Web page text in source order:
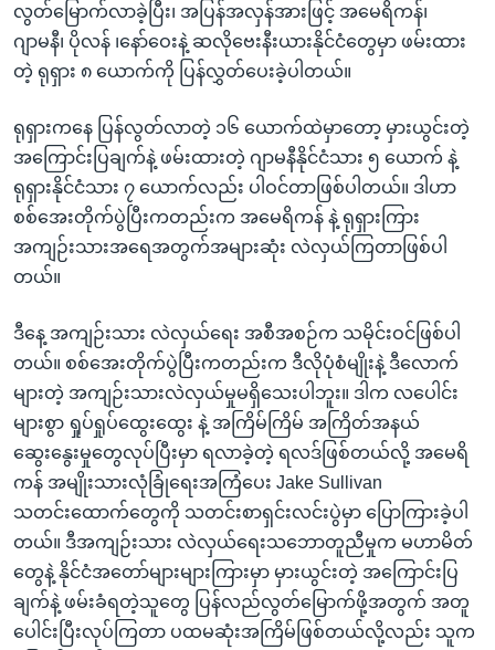
လွတ်မြောက်လာခဲ့ပြီး၊ အပြန်အလှန်အားဖြင့် အမေရိကန်၊
ဂျာမနီ၊ ပိုလန် ၊နော်ဝေးနဲ့ ဆလိုဗေးနီးယားနိုင်ငံတွေမှာ ဖမ်းထား
တဲ့ ရုရှား ၈ ယောက်ကို ပြန်လွှတ်ပေးခဲ့ပါတယ်။
ရုရှားကနေ ပြန်လွတ်လာတဲ့ ၁၆ ယောက်ထဲမှာတော့ မှားယွင်းတဲ့
အကြောင်းပြချက်နဲ့ ဖမ်းထားတဲ့ ဂျာမနီနိုင်ငံသား ၅ ယောက် နဲ့
ရုရှားနိုင်ငံသား ၇ ယောက်လည်း ပါဝင်တာဖြစ်ပါတယ်။ ဒါဟာ
စစ်အေးတိုက်ပွဲပြီးကတည်းက အမေရိကန် နဲ့ ရုရှားကြား
အကျဉ်းသားအရေအတွက်အများဆုံး လဲလှယ်ကြတာဖြစ်ပါ
တယ်။
ဒီနေ့ အကျဉ်းသား လဲလှယ်ရေး အစီအစဉ်က သမိုင်းဝင်ဖြစ်ပါ
တယ်။ စစ်အေးတိုက်ပွဲပြီးကတည်းက ဒီလိုပုံစံမျိုးနဲ့ ဒီလောက်
များတဲ့ အကျဉ်းသားလဲလှယ်မှုမရှိသေးပါဘူး။ ဒါက လပေါင်း
များစွာ ရှုပ်ရှုပ်ထွေးထွေး နဲ့ အကြိမ်ကြိမ် အကြိတ်အနယ်
ဆွေးနွေးမှုတွေလုပ်ပြီးမှာ ရလာခဲ့တဲ့ ရလဒ်ဖြစ်တယ်လို့ အမေရိ
ကန် အမျိုးသားလုံခြုံရေးအကြံပေး Jake Sullivan
သတင်းထောက်တွေကို သတင်းစာရှင်းလင်းပွဲမှာ ပြောကြားခဲ့ပါ
တယ်။ ဒီအကျဉ်းသား လဲလှယ်ရေးသဘောတူညီမှုက မဟာမိတ်
တွေနဲ့ နိုင်ငံအတော်များများကြားမှာ မှားယွင်းတဲ့ အကြောင်းပြ
ချက်နဲ့ ဖမ်းခံရတဲ့သူတွေ ပြန်လည်လွတ်မြောက်ဖို့အတွက် အတူ
ပေါင်းပြီးလုပ်ကြတာ ပထမဆုံးအကြိမ်ဖြစ်တယ်လို့လည်း သူက